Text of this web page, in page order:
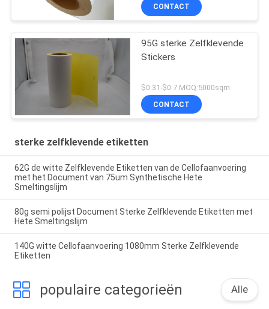
CONTACT
95G sterke Zelfklevende
Stickers
$0.31-$0.7 MOQ:5000sqm
CONTACT
sterke zelfklevende etiketten
62G de witte Zelfklevende Etiketten van de Cellofaanvoering
met het Document van 75um Synthetische Hete
Smeltingslijm
80g semi polijst Document Sterke Zelfklevende Etiketten met
Hete Smeltingslijm
140G witte Cellofaanvoering 1080mm Sterke Zelfklevende
Etiketten
populaire categorieën Alle